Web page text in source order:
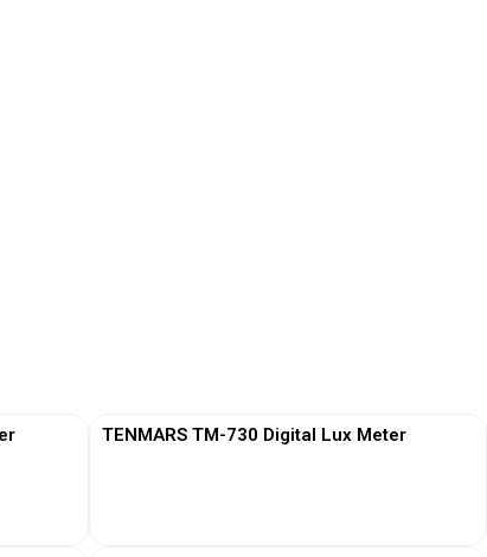
TENMARS TM-730 Digital Lux Meter